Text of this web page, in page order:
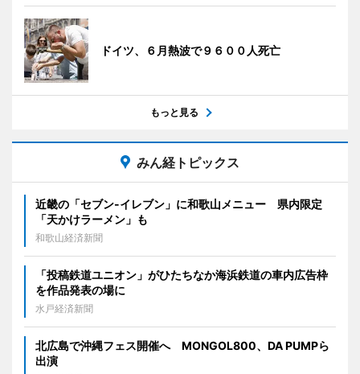
ドイツ、６月熱波で９６００人死亡
もっと見る
みん経トピックス
近畿の「セブン-イレブン」に和歌山メニュー 県内限定
「天かけラーメン」も
和歌山経済新聞
「投稿鉄道ユニオン」がひたちなか海浜鉄道の車内広告枠
を作品発表の場に
水戸経済新聞
北広島で沖縄フェス開催へ MONGOL800、DA PUMPら
出演